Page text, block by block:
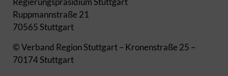
Ruppmannstraße 21
70565 Stuttgart
© Verband Region Stuttgart – Kronenstraße 25 –
70174 Stuttgart